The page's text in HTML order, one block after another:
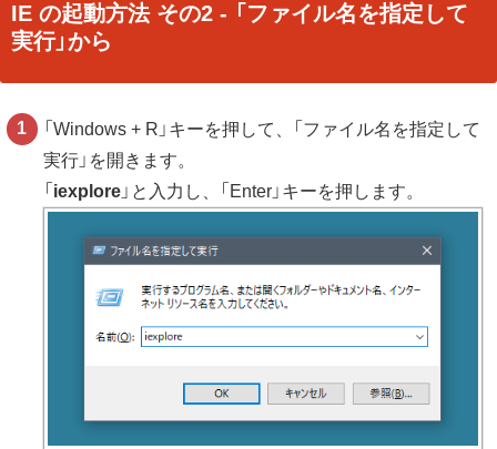
IE の起動方法 その2 - 「ファイル名を指定して
実行」から
「Windows + R」キーを押して、「ファイル名を指定して
実行」を開きます。
「 iexplore 」と入力し、「Enter」キーを押します。